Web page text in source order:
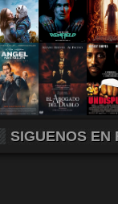
SIGUENOS EN